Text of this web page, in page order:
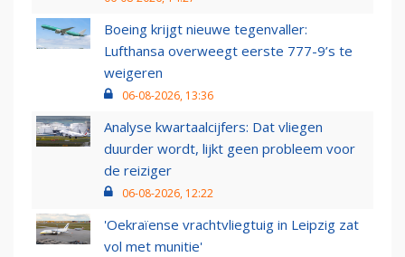
Boeing krijgt nieuwe tegenvaller:
Lufthansa overweegt eerste 777-9’s te
weigeren
06-08-2026, 13:36
Analyse kwartaalcijfers: Dat vliegen
duurder wordt, lijkt geen probleem voor
de reiziger
06-08-2026, 12:22
'Oekraïense vrachtvliegtuig in Leipzig zat
vol met munitie'